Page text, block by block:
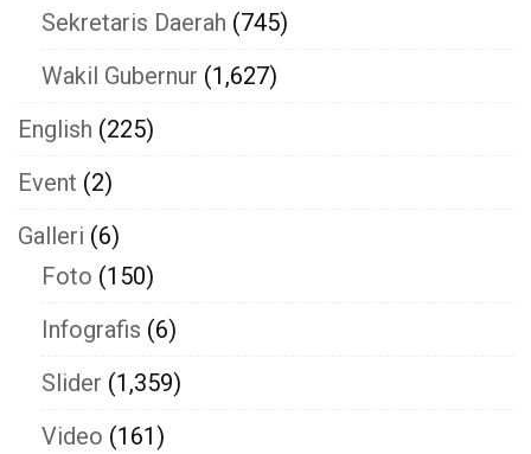
Sekretaris Daerah (745)
Wakil Gubernur (1,627)
English (225)
Event (2)
Galleri (6)
Foto (150)
Infografis (6)
Slider (1,359)
Video (161)